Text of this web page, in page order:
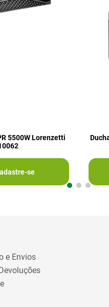
5500W Lorenzetti
se
e Envios